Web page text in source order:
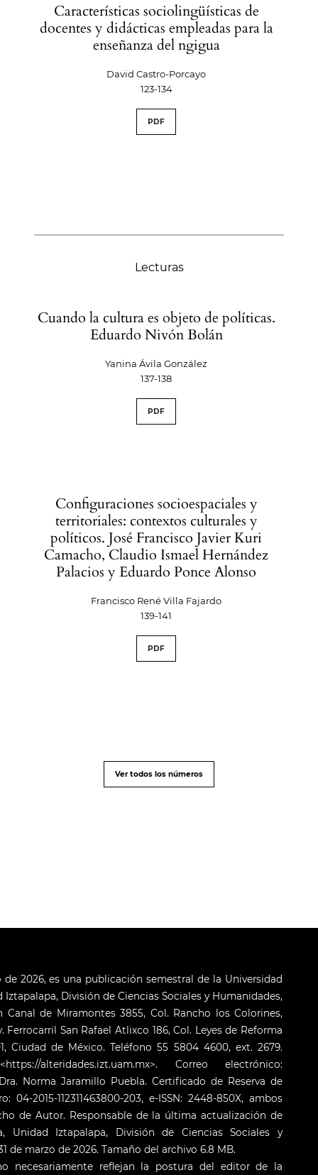
Características sociolingüísticas de
docentes y didácticas empleadas para la
enseñanza del ngigua
David Castro-Porcayo
123-134
PDF
Lecturas
Cuando la cultura es objeto de políticas.
Eduardo Nivón Bolán
Yanina Ávila González
137-138
PDF
Configuraciones socioespaciales y
territoriales: contextos culturales y
políticos. José Francisco Javier Kuri
Camacho, Claudio Ismael Hernández
Palacios y Eduardo Ponce Alonso
Francisco René Villa Fajardo
139-141
PDF
Ver todos los números
de 2026, es una publicación semestral de la Universidad
División de Ciencias Sociales y Humanidades,
de Miramontes 3855, Col. Rancho los Colorines,
Ferrocarril San Rafael Atlixco 186, Col. Leyes de Reforma
Ciudad de México. Teléfono 55 5804 4600, ext. 2679.
alteridades.izt.uam.mx>. Correo electrónico:
Norma Jaramillo Puebla. Certificado de Reserva de
2015-112311463800-203, e-ISSN: 2448-850X, ambos
de Autor. Responsable de la última actualización de
Unidad Iztapalapa, División de Ciencias Sociales y
de marzo de 2026. Tamaño del archivo 6.8 MB.
necesariamente reflejan la postura del editor de la